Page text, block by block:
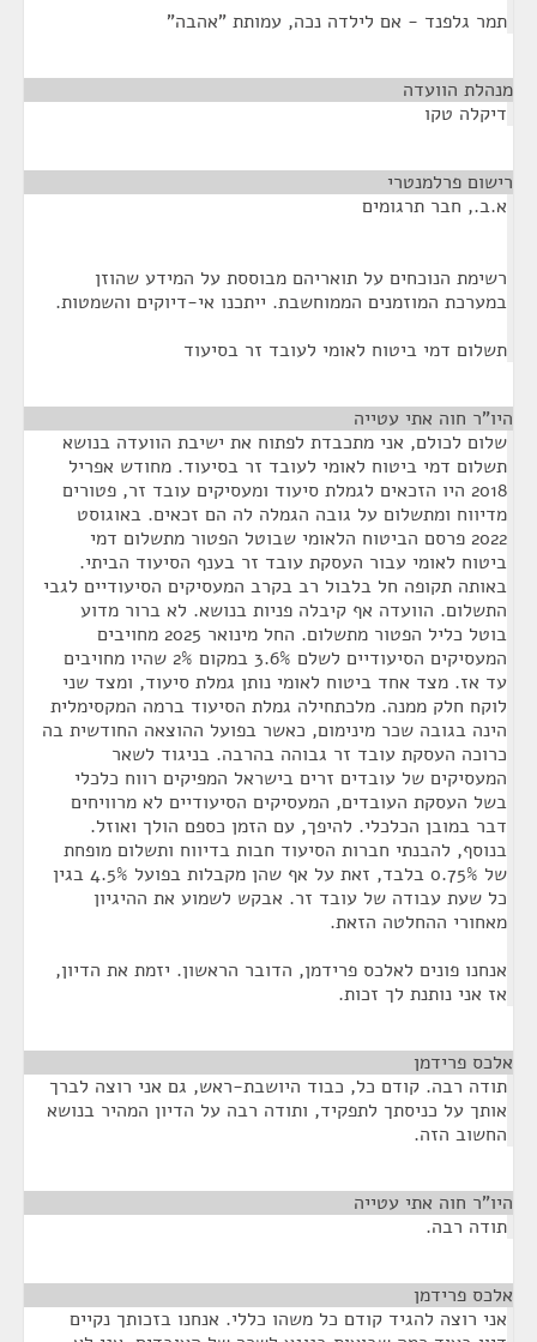
תמר גלפנד - אם לילדה נכה, עמותת "אהבה"
מנהלת הוועדה
דיקלה טקו
רישום פרלמנטרי
א.ב., חבר תרגומים
רשימת הנוכחים על תואריהם מבוססת על המידע שהוזן
במערכת המוזמנים הממוחשבת. ייתכנו אי-דיוקים והשמטות.
תשלום דמי ביטוח לאומי לעובד זר בסיעוד
היו"ר חוה אתי עטייה
שלום לכולם, אני מתכבדת לפתוח את ישיבת הוועדה בנושא
תשלום דמי ביטוח לאומי לעובד זר בסיעוד. מחודש אפריל
2018 היו הזכאים לגמלת סיעוד ומעסיקים עובד זר, פטורים
מדיווח ומתשלום על גובה הגמלה לה הם זכאים. באוגוסט
2022 פרסם הביטוח הלאומי שבוטל הפטור מתשלום דמי
ביטוח לאומי עבור העסקת עובד זר בענף הסיעוד הביתי.
באותה תקופה חל בלבול רב בקרב המעסיקים הסיעודיים לגבי
התשלום. הוועדה אף קיבלה פניות בנושא. לא ברור מדוע
בוטל כליל הפטור מתשלום. החל מינואר 2025 מחויבים
המעסיקים הסיעודיים לשלם 3.6% במקום 2% שהיו מחויבים
עד אז. מצד אחד ביטוח לאומי נותן גמלת סיעוד, ומצד שני
לוקח חלק ממנה. מלכתחילה גמלת הסיעוד ברמה המקסימלית
הינה בגובה שכר מינימום, כאשר בפועל ההוצאה החודשית בה
כרוכה העסקת עובד זר גבוהה בהרבה. בניגוד לשאר
המעסיקים של עובדים זרים בישראל המפיקים רווח כלכלי
בשל העסקת העובדים, המעסיקים הסיעודיים לא מרוויחים
דבר במובן הכלכלי. להיפך, עם הזמן כספם הולך ואוזל.
בנוסף, להבנתי חברות הסיעוד חבות בדיווח ותשלום מופחת
של 0.75% בלבד, זאת על אף שהן מקבלות בפועל 4.5% בגין
כל שעת עבודה של עובד זר. אבקש לשמוע את ההיגיון
מאחורי ההחלטה הזאת.
אנחנו פונים לאלכס פרידמן, הדובר הראשון. יזמת את הדיון,
אז אני נותנת לך זכות.
אלכס פרידמן
תודה רבה. קודם כל, כבוד היושבת-ראש, גם אני רוצה לברך
אותך על כניסתך לתפקיד, ותודה רבה על הדיון המהיר בנושא
החשוב הזה.
היו"ר חוה אתי עטייה
תודה רבה.
אלכס פרידמן
אני רוצה להגיד קודם כל משהו כללי. אנחנו בזכותך נקיים